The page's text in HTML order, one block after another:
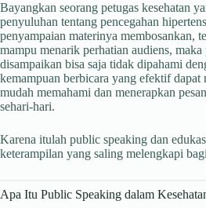
Bayangkan seorang petugas kesehatan
penyuluhan tentang pencegahan
penyampaian materinya membosankan,
mampu menarik perhatian audiens, maka
disampaikan bisa saja tidak dipahami
kemampuan berbicara yang efektif dapat
mudah memahami dan menerapkan
sehari-hari.
Karena itulah public speaking dan
keterampilan yang saling melengkapi
Apa Itu Public Speaking dalam